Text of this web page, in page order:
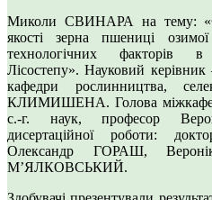
Миколи СВИНАРА на тему:
якості зерна пшениці
технологічних факторів
Лісостепу». Науковий
кафедри рослинництва,
КЛИМИШЕНА. Голова
с.-г. наук, професор
дисертаційної роботи:
Олександр ГОРАШ,
МʼЯЛКОВСЬКИЙ.